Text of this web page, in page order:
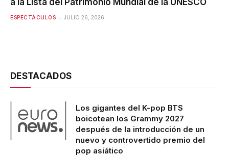
ESPECTÁCULOS JULIO 26, 2026
DESTACADOS
Los gigantes del K-pop BTS
boicotean los Grammy 2027
después de la introducción de un
nuevo y controvertido premio del
pop asiático